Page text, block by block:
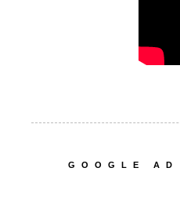
GOOGLE AD